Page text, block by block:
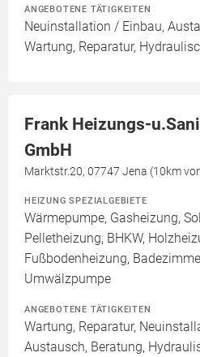
ANGEBOTENE TÄTIGKEITEN
Neuinstallation / Einbau,
Wartung, Reparatur,
Frank Heizungs-
GmbH
Marktstr.20, 07747 Jena (10km
HEIZUNG SPEZIALGEBIETE
Wärmepumpe, Gasheizung,
Pelletheizung, BHKW,
Fußbodenheizung,
Umwälzpumpe
ANGEBOTENE TÄTIGKEITEN
Wartung, Reparatur,
Austausch, Beratung,